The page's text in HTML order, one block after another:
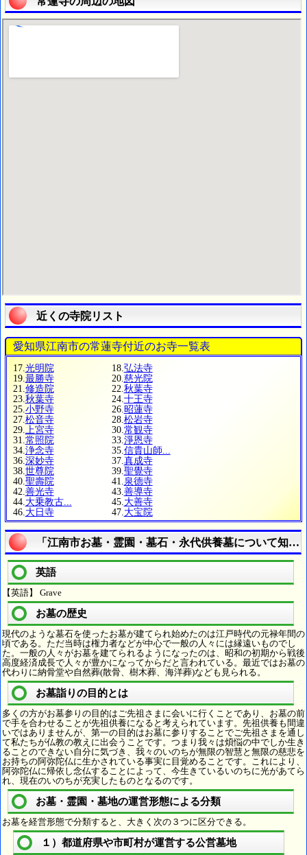
近くの寺院リスト
愛知県江南市の常蓮寺付近のお寺一覧表
17. 光明院 18. 弘法寺
19. 最勝寺 20. 慈光院
21. 修造院 22. 秋葉寺
23. 秋葉寺 24. 十王寺
25. 小野寺 26. 昭蓮寺
27. 松音寺 28. 松岩寺
29.
上宮寺 30. 常観寺
31. 常照院 33. 淨恩寺
34. 浄念寺 35. 信貴山師...
36. 深妙寺 37. 真成寺
38. 世尊院 39. 聖覺寺
40. 聖壽院 41. 泉德寺
42. 善光寺 43. 善導寺
44. 大乗教古... 45. 大善寺
46. 大日寺 47. 大宝院
「江南市お墓・霊園・墓石・永代供養墓について知る
英語
【英語】 Grave
お墓の歴史
現代のような墓石を使ったお墓が建てられ始めたのは江戸時代の元禄年間の
頃である。ただ当時は権力者などが中心で一般の人々には縁遠いものでし
た。一般の人々がお墓を建てられるようになったのは、昭和の初期から戦後
高度経済成長で人々が豊かになってからだと言われている。最近ではお墓の
代わりに納骨堂や自然葬(散骨、樹木葬、海洋葬)なども見られる。
お墓詣りの目的とは
多くの方がお墓参りの目的はご先祖さまに会いに行くことであり、お墓の前
で手を合わせることが先祖供養になると考えられています。先祖供養も間違
いではありませんが、第一の目的はお墓に参りすることでご先祖さまを通し
て私たちが仏教の教えに出会うことです。つまり我々は煩悩の中でしか生き
ることのできない自分に気づき、我々のいのちが無限の智慧と無限の慈悲を
お持ちの阿弥陀仏に生かされている事実に目覚めることです。これにより、
阿弥陀仏に帰依し念仏することによって、今生きているいのちに光があてら
れ、現在のいのちが充実したものとなるのです。
お墓・霊園・墓地の運営形態による分類
お墓を経営形態で分類すると、大きく次の３つに区分できる。
１）都道府県や市町村が運営する公営墓地